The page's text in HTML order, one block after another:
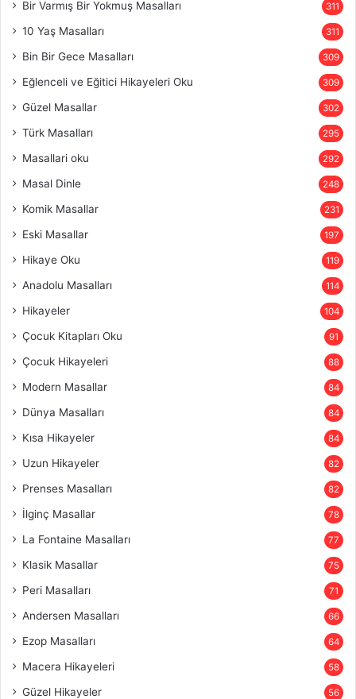
Bir Varmış Bir Yokmuş Masalları 311
10 Yaş Masalları 311
Bin Bir Gece Masalları 309
Eğlenceli ve Eğitici Hikayeleri Oku 309
Güzel Masallar 302
Türk Masalları 295
Masallari oku 292
Masal Dinle 248
Komik Masallar 231
Eski Masallar 197
Hikaye Oku 119
Anadolu Masalları 114
Hikayeler 104
Çocuk Kitapları Oku 91
Çocuk Hikayeleri 88
Modern Masallar 84
Dünya Masalları 84
Kısa Hikayeler 84
Uzun Hikayeler 82
Prenses Masalları 82
İlginç Masallar 78
La Fontaine Masalları 77
Klasik Masallar 75
Peri Masalları 71
Andersen Masalları 66
Ezop Masalları 64
Macera Hikayeleri 58
Güzel Hikayeler 56